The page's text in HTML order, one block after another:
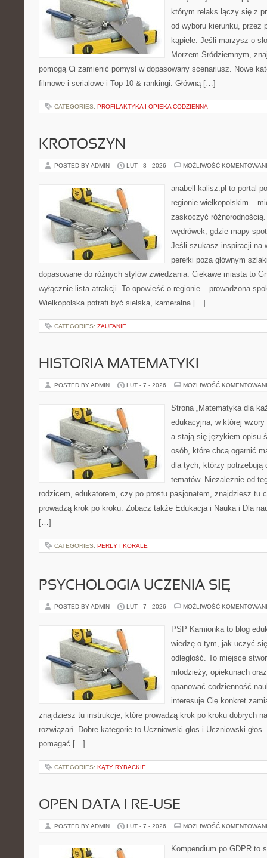
którym relaks łączy się z
od wyboru kierunku, przez
kąpiele. Jeśli marzysz o
Morzem Śródziemnym,
pomogą Ci zamienić pomysł w dopasowany scenariusz. Nowe
filmowe i serialowe i Top 10 & rankingi. Główną […]
CATEGORIES: PROFILAKTYKA I OPIEKA CODZIENNA
KROTOSZYN
POSTED BY ADMIN LUT - 8 - 2026 MOŻLIWOŚĆ
anabell-kalisz.pl to portal
regionie wielkopolskim –
zaskoczyć
wędrówek, gdzie mapy
Jeśli szukasz inspiracji na
perełki poza głównym
dopasowane do różnych stylów zwiedzania. Ciekawe miasta to
wyłącznie lista atrakcji. To opowieść o regionie – prowadzona
Wielkopolska potrafi być sielska, kameralna […]
CATEGORIES: ZAUFANIE
HISTORIA MATEMATYKI
POSTED BY ADMIN LUT - 7 - 2026 MOŻLIWOŚĆ
Strona „Matematyka dla
edukacyjna, w której
a stają się językiem opisu
osób, które chcą ogarnić
dla tych, którzy potrzebują
tematów. Niezależnie od
rodzicem, edukatorem, czy po prostu pasjonatem, znajdziesz tu
prowadzą krok po kroku. Zobacz także Edukacja i Nauka i Dla
[…]
CATEGORIES: PERŁY I KORALE
PSYCHOLOGIA UCZENIA SIĘ
POSTED BY ADMIN LUT - 7 - 2026 MOŻLIWOŚĆ
PSP Kamionka to blog
wiedzę o tym, jak uczyć
odległość. To miejsce
młodzieży, opiekunach
opanować codzienność
interesuje Cię konkret
znajdziesz tu instrukcje, które prowadzą krok po kroku dobrych
rozwiązań. Dobre kategorie to Uczniowski głos i Uczniowski
pomagać […]
CATEGORIES: KĄTY RYBACKIE
OPEN DATA I RE-USE
POSTED BY ADMIN LUT - 7 - 2026 MOŻLIWOŚĆ
Kompendium po GDPR to